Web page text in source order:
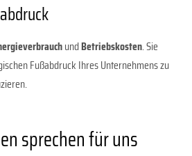
undBetriebskosten. Sie
Fußabdruck Ihres Unternehmens zu
sprechen für uns